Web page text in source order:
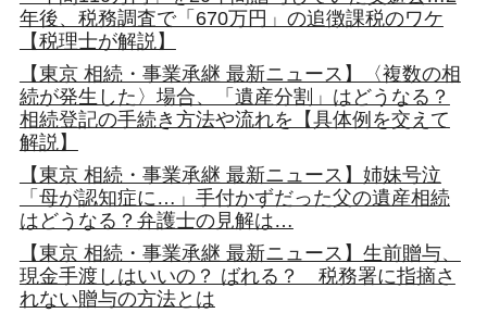
年後、税務調査で「670万円」の追徴課税のワケ
【税理士が解説】
【東京 相続・事業承継 最新ニュース】〈複数の相
続が発生した〉場合、「遺産分割」はどうなる？
相続登記の手続き方法や流れを【具体例を交えて
解説】
【東京 相続・事業承継 最新ニュース】姉妹号泣
「母が認知症に…」手付かずだった父の遺産相続
はどうなる？弁護士の見解は…
【東京 相続・事業承継 最新ニュース】生前贈与、
現金手渡しはいいの？ ばれる？ 税務署に指摘さ
れない贈与の方法とは